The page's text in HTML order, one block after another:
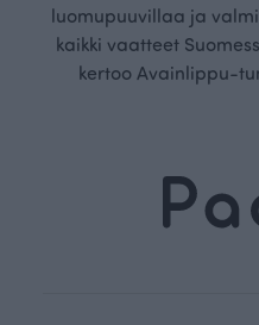
luomupuuvillaa ja
kaikki vaatteet
kertoo Avainlippu-